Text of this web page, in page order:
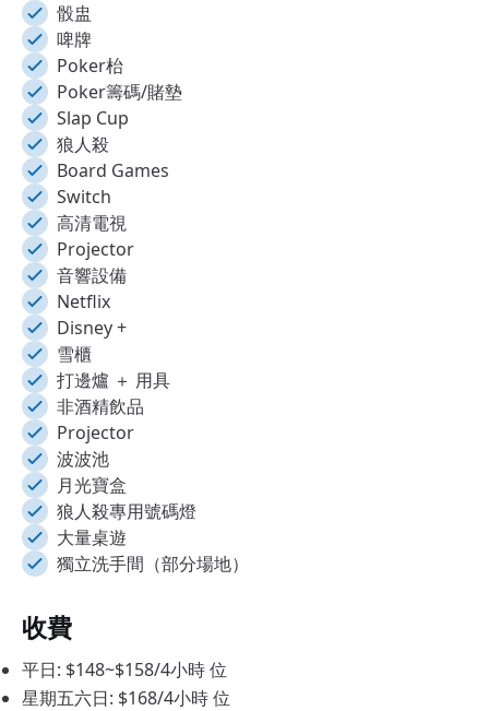
骰盅
啤牌
Poker枱
Poker籌碼/賭墊
Slap Cup
狼人殺
Board Games
Switch
高清電視
Projector
音響設備
Netflix
Disney +
雪櫃
打邊爐 ＋ 用具
非酒精飲品
Projector
波波池
月光寶盒
狼人殺專用號碼燈
大量桌遊
獨立洗手間（部分場地）
收費
平日: $148~$158/4小時 位
星期五六日: $168/4小時 位